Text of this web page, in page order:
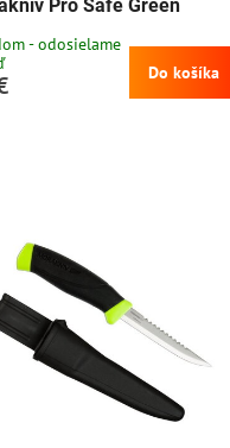
Pro Safe Green
- odosielame
Do košíka